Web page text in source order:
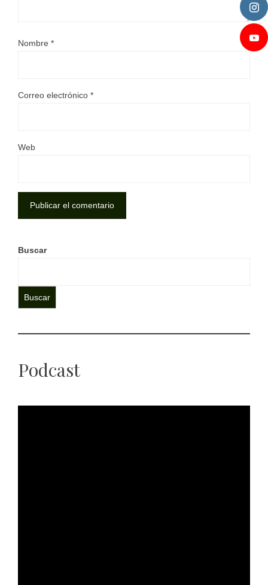
Nombre *
Correo electrónico *
Web
Buscar
Buscar
Podcast